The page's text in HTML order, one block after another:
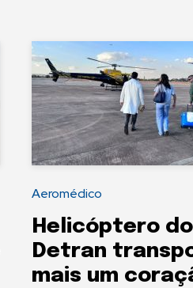
Aeromédico
Helicóptero do
Detran
mais um